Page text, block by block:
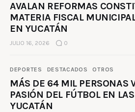
AVALAN REFORMAS
MATERIA FISCAL
EN YUCATÁN
JULIO 16, 2026 0
DEPORTES DESTACADOS OTROS
MÁS DE 64 MIL PERSONAS
PASIÓN DEL FÚTBOL EN
YUCATÁN